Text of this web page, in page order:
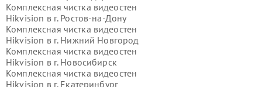
Комплексная чистка видеостен
Hikvision в г. Ростов-на-Дону
Комплексная чистка видеостен
Hikvision в г. Нижний Новгород
Комплексная чистка видеостен
Hikvision в г. Новосибирск
Комплексная чистка видеостен
Hikvision в г. Екатеринбург